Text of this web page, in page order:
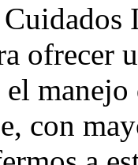
ofrecer
con